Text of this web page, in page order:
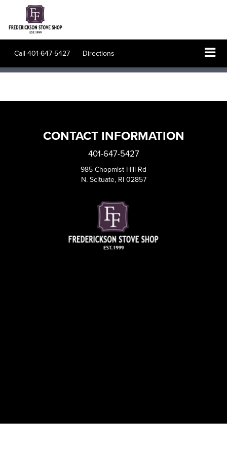
Call 401-647-5427 Directions
CONTACT INFORMATION
401-647-5427
985 Chopmist Hill Rd
N. Scituate, RI 02857